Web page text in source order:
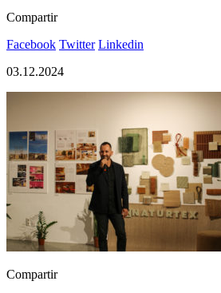
Compartir
Facebook Twitter Linkedin
03.12.2024
Compartir